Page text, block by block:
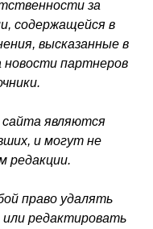
за
содержащейся в
высказанные в
партнеров
являются
и могут не
редакции.
право удалять
редактировать